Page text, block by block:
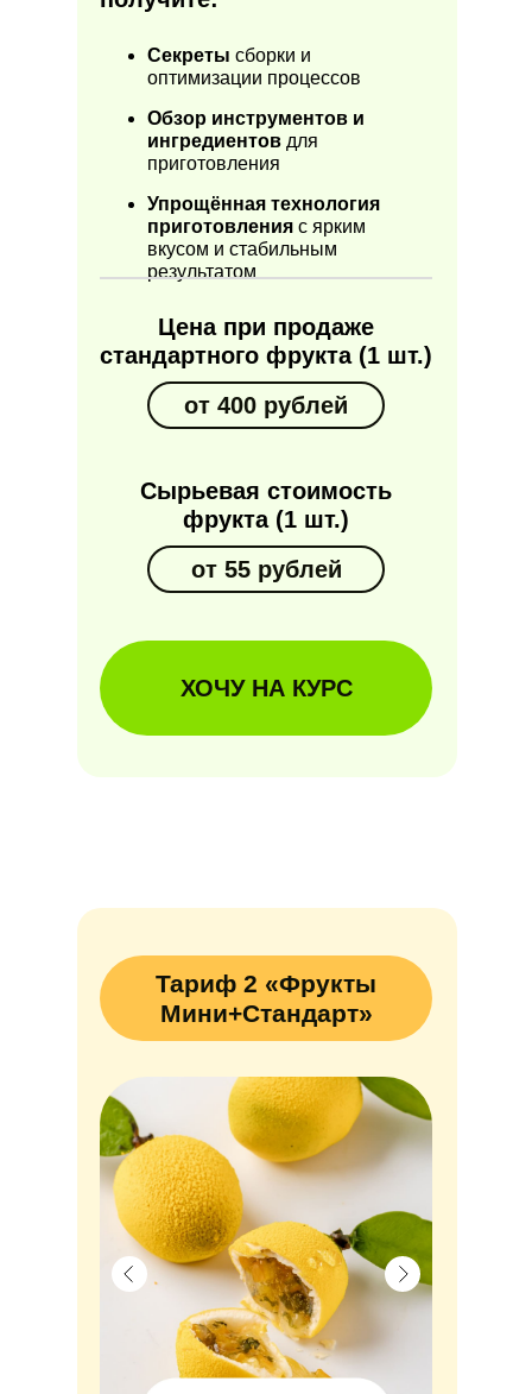
ХОЧУ НА КУРС
Сырьевая стоимость
фрукта (1 шт.)
Цена при продаже
стандартного фрукта (1 шт.)
от 55 рублей
от 400 рублей
Секреты сборки и
оптимизации процессов
Обзор инструментов и
ингредиентов для
приготовления
Упрощённая технология
приготовления с ярким
вкусом и стабильным
результатом
Тариф 2 «Фрукты
Мини+Стандарт»